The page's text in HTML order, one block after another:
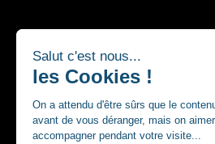
Depuis 20 ans,
répond aux